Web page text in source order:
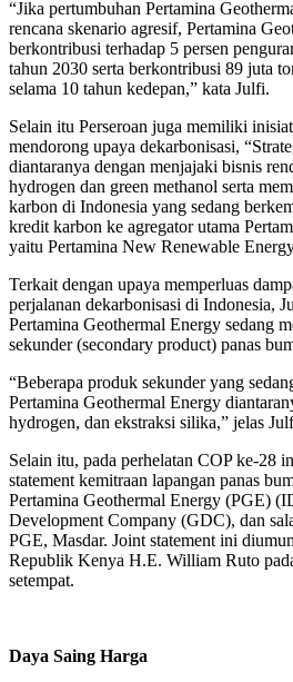
“Jika pertumbuhan Pertamina
rencana skenario agresif, Pertamina
berkontribusi terhadap 5 persen
tahun 2030 serta berkontribusi 89 juta
selama 10 tahun kedepan,” kata Julfi.
Selain itu Perseroan juga memiliki
mendorong upaya dekarbonisasi,
diantaranya dengan menjajaki bisnis
hydrogen dan green methanol serta
karbon di Indonesia yang sedang
kredit karbon ke agregator utama
yaitu Pertamina New Renewable
Terkait dengan upaya memperluas
perjalanan dekarbonisasi di Indonesia,
Pertamina Geothermal Energy sedang
sekunder (secondary product) panas
“Beberapa produk sekunder yang
Pertamina Geothermal Energy
hydrogen, dan ekstraksi silika,” jelas
Selain itu, pada perhelatan COP ke-28
statement kemitraan lapangan panas
Pertamina Geothermal Energy (PGE)
Development Company (GDC), dan
PGE, Masdar. Joint statement ini
Republik Kenya H.E. William Ruto
setempat.
Daya Saing Harga